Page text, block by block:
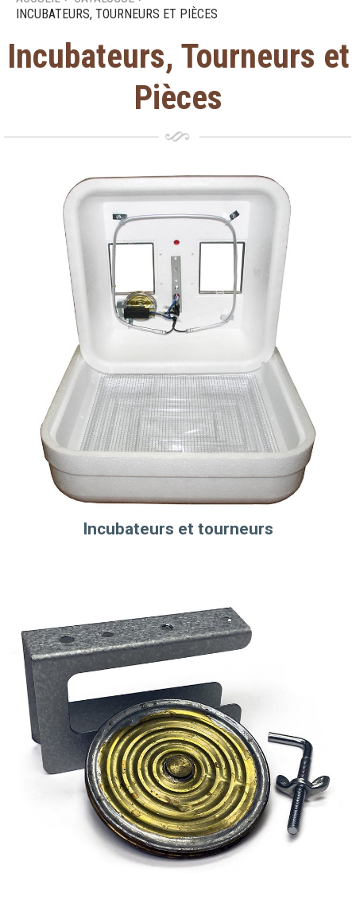
Produits saisonniers
Nous joindre
INCUBATEURS, TOURNEURS ET PIÈCES
Incubateurs, Tourneurs et
Pièces
Incubateurs et tourneurs